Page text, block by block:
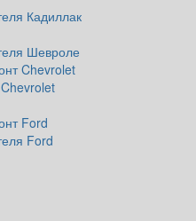
Кадиллак
Шевроле
Chevrolet
Ford
Ford